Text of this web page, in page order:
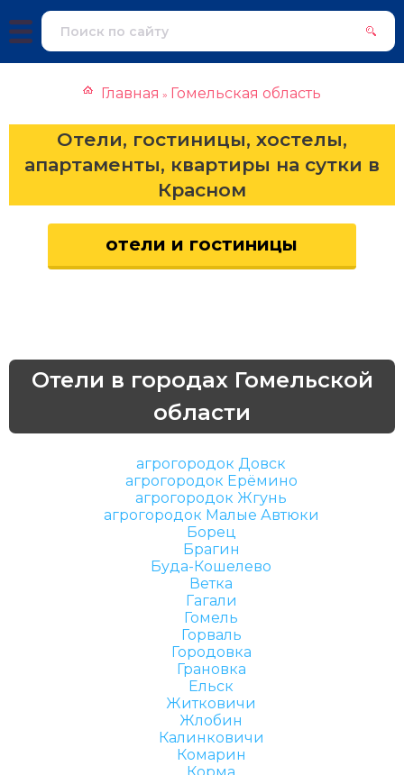
Главная » Гомельская область
Отели, гостиницы, хостелы,
апартаменты, квартиры на сутки в
Красном
отели и гостиницы
Отели в городах Гомельской
области
агрогородок Довск
агрогородок Ерёмино
агрогородок Жгунь
агрогородок Малые Автюки
Борец
Брагин
Буда-Кошелево
Ветка
Гагали
Гомель
Горваль
Городовка
Грановка
Ельск
Житковичи
Жлобин
Калинковичи
Комарин